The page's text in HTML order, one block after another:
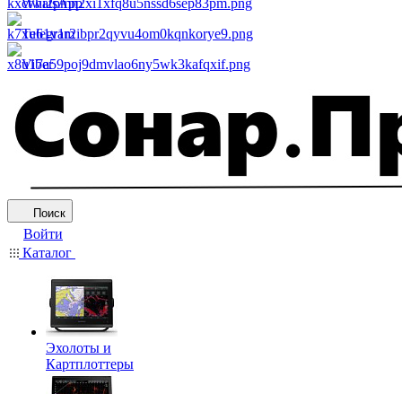
WhatsApp
Telegram
Viber
Поиск
Войти
Каталог
Эхолоты и
Картплоттеры